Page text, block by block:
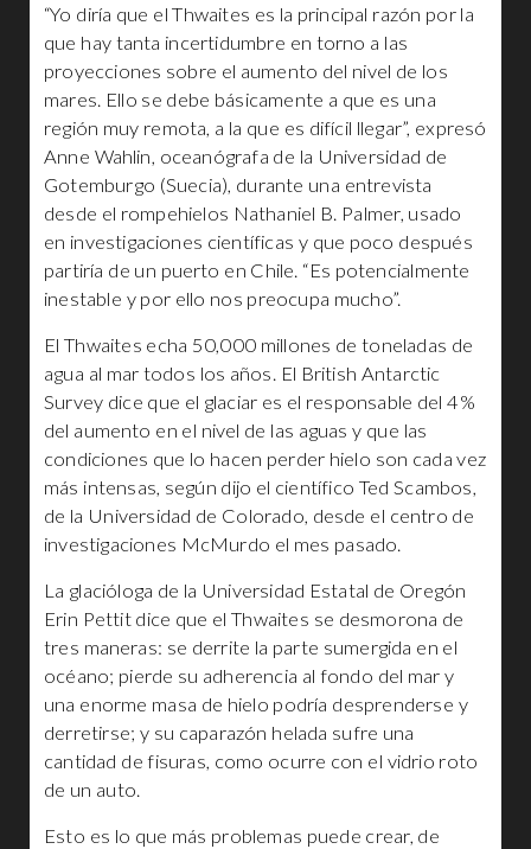
“Yo diría que el Thwaites es la principal razón por la
que hay tanta incertidumbre en torno a las
proyecciones sobre el aumento del nivel de los
mares. Ello se debe básicamente a que es una
región muy remota, a la que es difícil llegar”, expresó
Anne Wahlin, oceanógrafa de la Universidad de
Gotemburgo (Suecia), durante una entrevista
desde el rompehielos Nathaniel B. Palmer, usado
en investigaciones científicas y que poco después
partiría de un puerto en Chile. “Es potencialmente
inestable y por ello nos preocupa mucho”.
El Thwaites echa 50,000 millones de toneladas de
agua al mar todos los años. El British Antarctic
Survey dice que el glaciar es el responsable del 4%
del aumento en el nivel de las aguas y que las
condiciones que lo hacen perder hielo son cada vez
más intensas, según dijo el científico Ted Scambos,
de la Universidad de Colorado, desde el centro de
investigaciones McMurdo el mes pasado.
La glacióloga de la Universidad Estatal de Oregón
Erin Pettit dice que el Thwaites se desmorona de
tres maneras: se derrite la parte sumergida en el
océano; pierde su adherencia al fondo del mar y
una enorme masa de hielo podría desprenderse y
derretirse; y su caparazón helada sufre una
cantidad de fisuras, como ocurre con el vidrio roto
de un auto.
Esto es lo que más problemas puede crear, de